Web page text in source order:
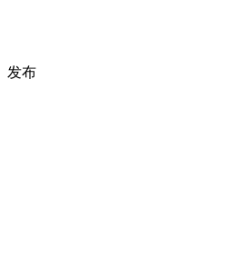
发布